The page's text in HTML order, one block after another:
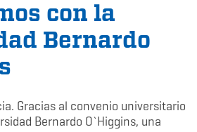
con la
Bernardo
Gracias al convenio universitario
Bernardo O`Higgins, una